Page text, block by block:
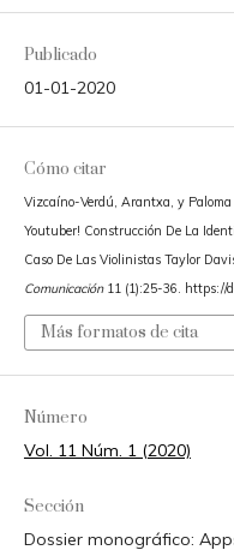
Publicado
01-01-2020
Cómo citar
Vizcaíno-Verdú, Arantxa, y
Youtuber! Construcción De La
Caso De Las Violinistas Taylor
Comunicación11 (1):25-36. https://
Más formatos de cita
Número
Vol. 11 Núm. 1 (2020)
Sección
Dossier monográfico: